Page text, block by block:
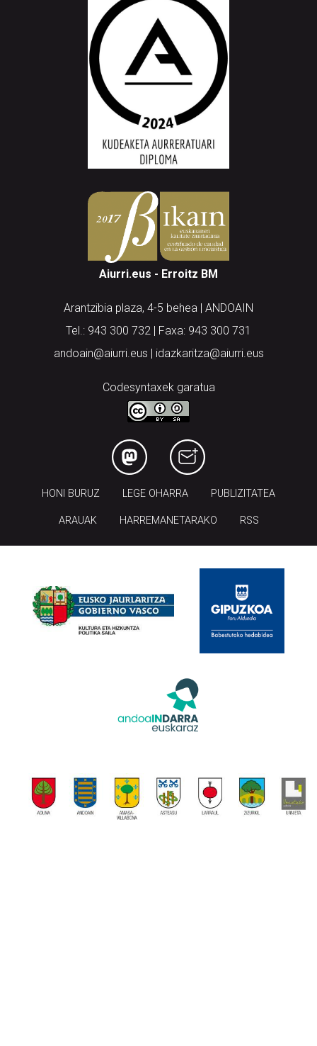
Aiurri.eus - Erroitz BM
Arantzibia plaza, 4-5 behea | ANDOAIN
Tel.: 943 300 732 | Faxa: 943 300 731
andoain@aiurri.eus | idazkaritza@aiurri.eus
Codesyntaxek garatua
HONI BURUZ LEGE OHARRA PUBLIZITATEA
ARAUAK HARREMANETARAKO RSS